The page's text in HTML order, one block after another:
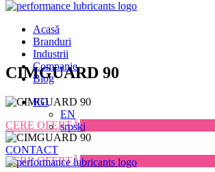
Skip
to
content
Acasă
Branduri
Industrii
Companie
Blog
RO
EN
srpski
CONTACT
CIMGUARD 90
CERE OFERTĂ
CERE OFERTĂ